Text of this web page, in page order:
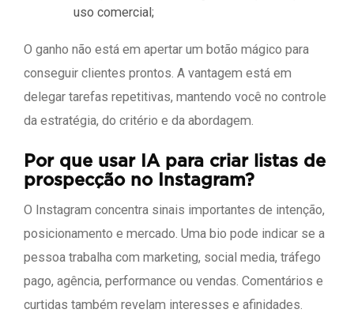
uso comercial;
O ganho não está em apertar um botão mágico para
conseguir clientes prontos. A vantagem está em
delegar tarefas repetitivas, mantendo você no controle
da estratégia, do critério e da abordagem.
Por que usar IA para criar listas de
prospecção no Instagram?
O Instagram concentra sinais importantes de intenção,
posicionamento e mercado. Uma bio pode indicar se a
pessoa trabalha com marketing, social media, tráfego
pago, agência, performance ou vendas. Comentários e
curtidas também revelam interesses e afinidades.